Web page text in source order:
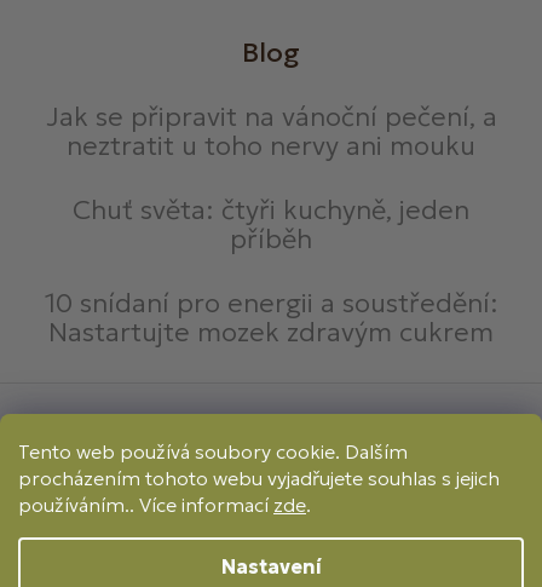
Tento web používá soubory cookie. Dalším
procházením tohoto webu vyjadřujete souhlas s jejich
používáním.. Více informací zde.
Nastavení
Blog
Jak se připravit na vánoční pečení, a
neztratit u toho nervy ani mouku
Chuť světa: čtyři kuchyně, jeden
příběh
10 snídaní pro energii a soustředění:
Nastartujte mozek zdravým cukrem
Online Převod Dobírka
Způsoby dopravy: